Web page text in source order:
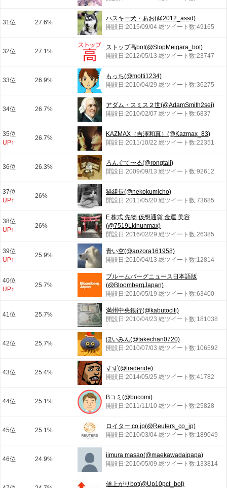
31位 27.6%
ハスキー犬・あお(@2012_assd)
開設日:2015/09/04 総ツイート数:49165
32位 27.1%
ストップ高bot(@StopMeigara_bot)
開設日:2012/05/13 総ツイート数:23747
33位 26.9%
もっち(@motti1234)
開設日:2010/04/29 総ツイート数:36275
34位 26.7%
アダム・スミス２世(@AdamSmith2sei)
開設日:2010/02/07 総ツイート数:6837
35位
UP↑
26.7%
KAZMAX（吉澤和真）(@Kazmax_83)
開設日:2011/10/22 総ツイート数:22351
36位 26.3%
ろんぐて〜る(@rongtail)
開設日:2009/09/13 総ツイート数:92612
37位
UP↑
26%
猫組長(@nekokumicho)
開設日:2011/05/20 総ツイート数:73685
38位
UP↑
26%
F 株式 先物 仮想通貨 金運 美容
(@7519Lkinunmax)
開設日:2016/02/29 総ツイート数:26385
39位
UP↑
25.9%
青い空(@aozora161958)
開設日:2010/04/13 総ツイート数:12814
40位
UP↑
25.7%
ブルームバーグニュース日本語版
(@BloombergJapan)
開設日:2010/05/19 総ツイート数:63400
41位 25.7%
満州中央銀行(@kabutociti)
開設日:2010/04/23 総ツイート数:181038
42位 25.7%
ほいみん(@takechan0720)
開設日:2010/07/03 総ツイート数:106592
43位 25.4%
すず(@traderide)
開設日:2014/05/25 総ツイート数:41782
44位 25.1%
Bコミ(@bucomi)
開設日:2011/11/10 総ツイート数:25828
45位 25.1%
ロイター.co.jp(@Reuters_co_jp)
開設日:2010/03/04 総ツイート数:189049
46位 24.9%
iimura masao(@maekawadaipapa)
開設日:2010/05/09 総ツイート数:133814
値上がりbot(@Up10pct_bot)